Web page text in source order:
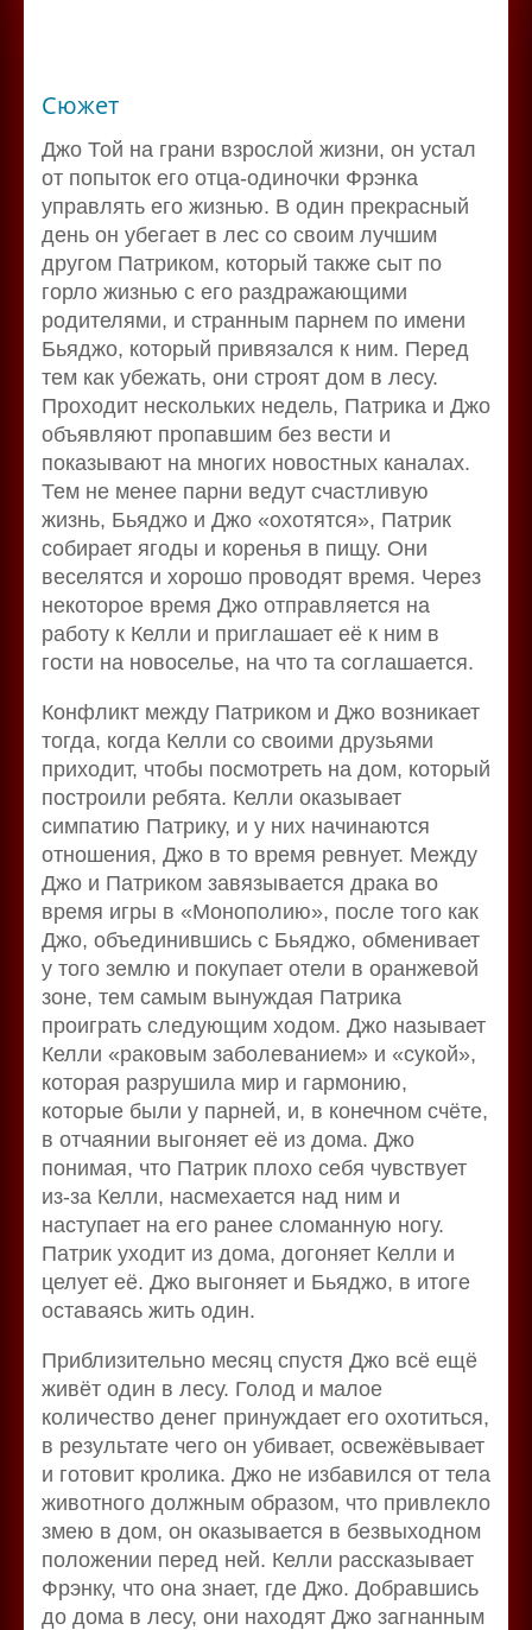
Сюжет
Джо Той на грани взрослой жизни, он устал
от попыток его отца-одиночки Фрэнка
управлять его жизнью. В один прекрасный
день он убегает в лес со своим лучшим
другом Патриком, который также сыт по
горло жизнью с его раздражающими
родителями, и странным парнем по имени
Бьяджо, который привязался к ним. Перед
тем как убежать, они строят дом в лесу.
Проходит нескольких недель, Патрика и Джо
объявляют пропавшим без вести и
показывают на многих новостных каналах.
Тем не менее парни ведут счастливую
жизнь, Бьяджо и Джо «охотятся», Патрик
собирает ягоды и коренья в пищу. Они
веселятся и хорошо проводят время. Через
некоторое время Джо отправляется на
работу к Келли и приглашает её к ним в
гости на новоселье, на что та соглашается.
Конфликт между Патриком и Джо возникает
тогда, когда Келли со своими друзьями
приходит, чтобы посмотреть на дом, который
построили ребята. Келли оказывает
симпатию Патрику, и у них начинаются
отношения, Джо в то время ревнует. Между
Джо и Патриком завязывается драка во
время игры в «Монополию», после того как
Джо, объединившись с Бьяджо, обменивает
у того землю и покупает отели в оранжевой
зоне, тем самым вынуждая Патрика
проиграть следующим ходом. Джо называет
Келли «раковым заболеванием» и «сукой»,
которая разрушила мир и гармонию,
которые были у парней, и, в конечном счёте,
в отчаянии выгоняет её из дома. Джо
понимая, что Патрик плохо себя чувствует
из-за Келли, насмехается над ним и
наступает на его ранее сломанную ногу.
Патрик уходит из дома, догоняет Келли и
целует её. Джо выгоняет и Бьяджо, в итоге
оставаясь жить один.
Приблизительно месяц спустя Джо всё ещё
живёт один в лесу. Голод и малое
количество денег принуждает его охотиться,
в результате чего он убивает, освежёвывает
и готовит кролика. Джо не избавился от тела
животного должным образом, что привлекло
змею в дом, он оказывается в безвыходном
положении перед ней. Келли рассказывает
Фрэнку, что она знает, где Джо. Добравшись
до дома в лесу, они находят Джо загнанным